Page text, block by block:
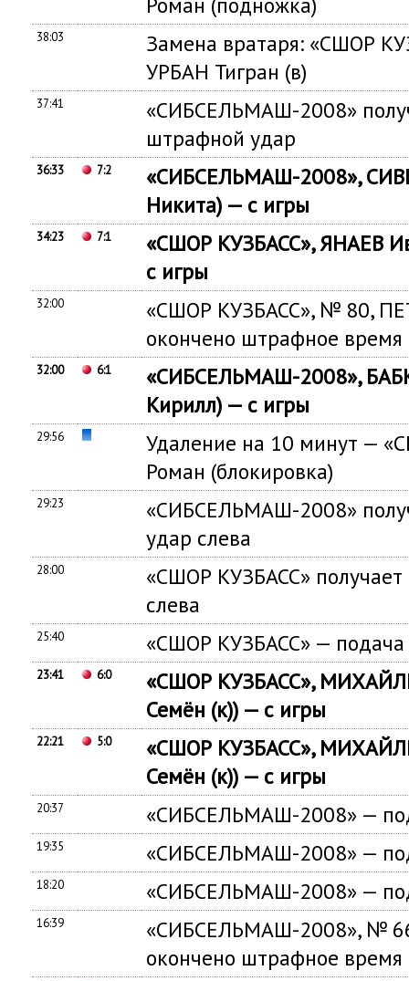
38:03
Замена вратаря: «СШОР
УРБАН Тигран (в)
37:41
«СИБСЕЛЬМАШ-2008»
штрафной удар
36:33 7:2
«СИБСЕЛЬМАШ-2008»,
Никита) — с игры
34:23 7:1
«СШОР КУЗБАСС», ЯНАЕВ
с игры
32:00
«СШОР КУЗБАСС», № 80,
окончено штрафное время
32:00 6:1
«СИБСЕЛЬМАШ-2008»,
Кирилл) — с игры
29:56
Удаление на 10 минут —
Роман (блокировка)
29:23
«СИБСЕЛЬМАШ-2008»
удар слева
28:00
«СШОР КУЗБАСС»
слева
25:40 «СШОР КУЗБАСС» — подача
23:41 6:0
«СШОР КУЗБАСС»,
Семён (к)) — с игры
22:21 5:0
«СШОР КУЗБАСС»,
Семён (к)) — с игры
20:37 «СИБСЕЛЬМАШ-2008» —
19:35 «СИБСЕЛЬМАШ-2008» —
18:20 «СИБСЕЛЬМАШ-2008» —
16:39
«СИБСЕЛЬМАШ-2008», №
окончено штрафное время